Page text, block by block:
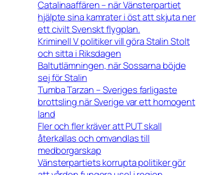
Catalinaaffären – när Vänsterpartiet
hjälpte sina kamrater i öst att skjuta ner
ett civilt Svenskt flygplan.
Kriminell V politiker vill göra Stalin Stolt
och sitta i Riksdagen
Baltutlämningen, när Sossarna böjde
sej för Stalin
Tumba Tarzan – Sveriges farligaste
brottsling när Sverige var ett homogent
land
Fler och fler kräver att PUT skall
återkallas och omvandlas till
medborgarskap
Vänsterpartiets korrupta politiker gör